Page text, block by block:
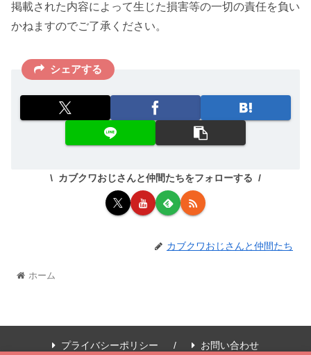
掲載された内容によって生じた損害等の一切の責任を負い
かねますのでご了承ください。
シェアする
カブクワおじさんと仲間たちをフォローする
カブクワおじさんと仲間たち
ホーム
プライバシーポリシー お問い合わせ